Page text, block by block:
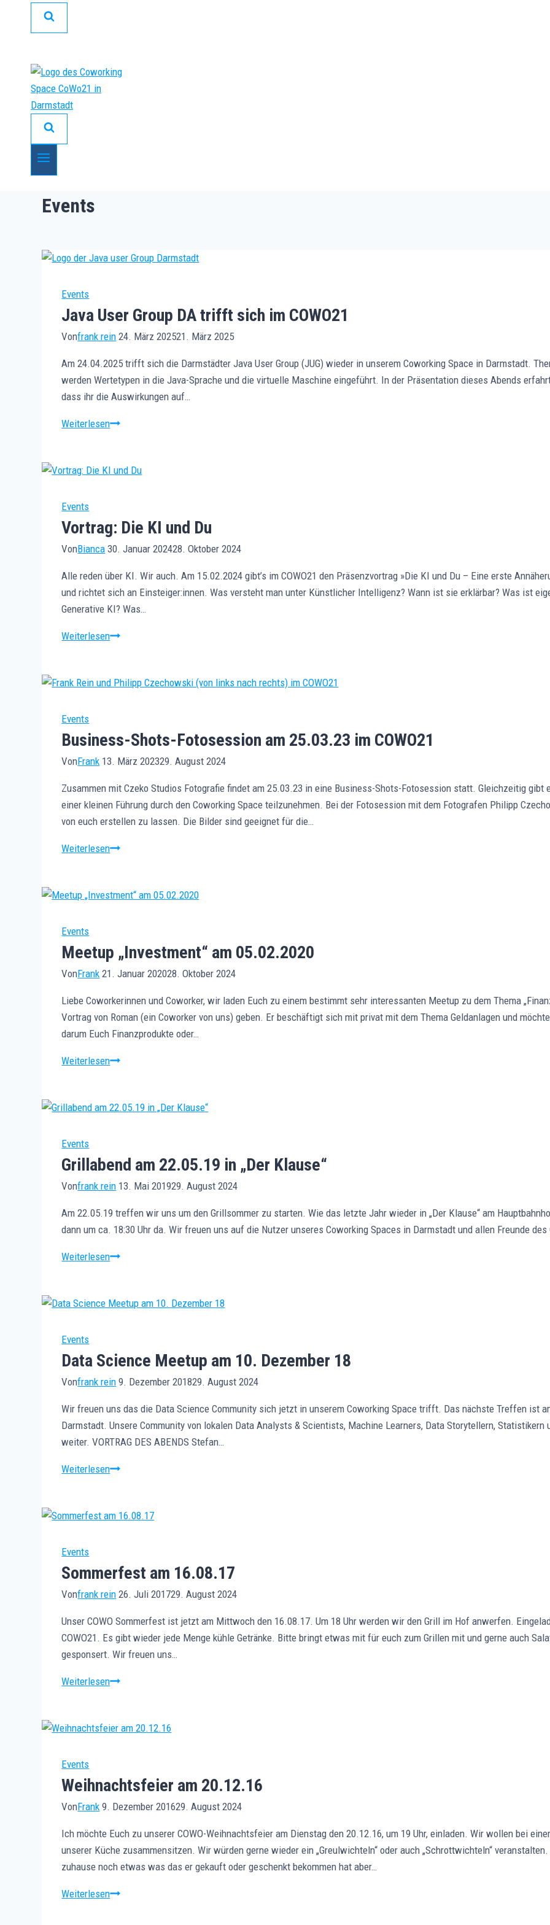
Events
Events
Java User Group DA trifft sich im COWO21
Vonfrank rein 24. März 202521. März 2025
Am 24.04.2025 trifft sich die Darmstädter Java User Group (JUG) wieder in unserem Coworking Space in Darmstadt.
werden Wertetypen in die Java-Sprache und die virtuelle Maschine eingeführt. In der Präsentation dieses Abends
dass ihr die Auswirkungen auf…
WeiterlesenJava
DA
im
COWO21
Events
Vortrag: Die KI und Du
VonBianca 30. Januar 202428. Oktober 2024
Alle reden über KI. Wir auch. Am 15.02.2024 gibt’s im COWO21 den Präsenzvortrag »Die KI und Du – Eine erste
und richtet sich an Einsteiger:innen. Was versteht man unter Künstlicher Intelligenz? Wann ist sie erklärbar? Was ist
Generative KI? Was…
WeiterlesenVortrag:
und
Events
Business-Shots-Fotosession am 25.03.23 im COWO21
VonFrank 13. März 202329. August 2024
Zusammen mit Czeko Studios Fotografie findet am 25.03.23 in eine Business-Shots-Fotosession statt. Gleichzeitig gibt
einer kleinen Führung durch den Coworking Space teilzunehmen. Bei der Fotosession mit dem Fotografen Philipp
von euch erstellen zu lassen. Die Bilder sind geeignet für die…
WeiterlesenBusiness-
am
COWO21
Events
Meetup „Investment“ am 05.02.2020
VonFrank 21. Januar 202028. Oktober 2024
Liebe Coworkerinnen und Coworker, wir laden Euch zu einem bestimmt sehr interessanten Meetup zu dem Thema
Vortrag von Roman (ein Coworker von uns) geben. Er beschäftigt sich mit privat mit dem Thema Geldanlagen und
darum Euch Finanzprodukte oder…
WeiterlesenMeetup
05.02.2020
Events
Grillabend am 22.05.19 in „Der Klause“
Vonfrank rein 13. Mai 201929. August 2024
Am 22.05.19 treffen wir uns um den Grillsommer zu starten. Wie das letzte Jahr wieder in „Der Klause“ am
dann um ca. 18:30 Uhr da. Wir freuen uns auf die Nutzer unseres Coworking Spaces in Darmstadt und allen Freunde
WeiterlesenGrillabend
in
Events
Data Science Meetup am 10. Dezember 18
Vonfrank rein 9. Dezember 201829. August 2024
Wir freuen uns das die Data Science Community sich jetzt in unserem Coworking Space trifft. Das nächste Treffen ist
Darmstadt. Unsere Community von lokalen Data Analysts & Scientists, Machine Learners, Data Storytellern,
weiter. VORTRAG DES ABENDS Stefan…
WeiterlesenData
am
18
Events
Sommerfest am 16.08.17
Vonfrank rein 26. Juli 201729. August 2024
Unser COWO Sommerfest ist jetzt am Mittwoch den 16.08.17. Um 18 Uhr werden wir den Grill im Hof anwerfen.
COWO21. Es gibt wieder jede Menge kühle Getränke. Bitte bringt etwas mit für euch zum Grillen mit und gerne auch
gesponsert. Wir freuen uns…
WeiterlesenSommerfest
Events
Weihnachtsfeier am 20.12.16
VonFrank 9. Dezember 201629. August 2024
Ich möchte Euch zu unserer COWO-Weihnachtsfeier am Dienstag den 20.12.16, um 19 Uhr, einladen. Wir wollen bei
unserer Küche zusammensitzen. Wir würden gerne wieder ein „Greulwichteln“ oder auch „Schrottwichteln“
zuhause noch etwas was das er gekauft oder geschenkt bekommen hat aber…
WeiterlesenWeihnachtsfeier